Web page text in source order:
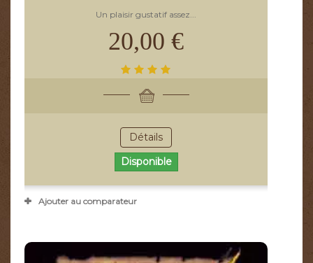
Un plaisir gustatif assez...
20,00 €
Détails
Disponible
Ajouter au comparateur